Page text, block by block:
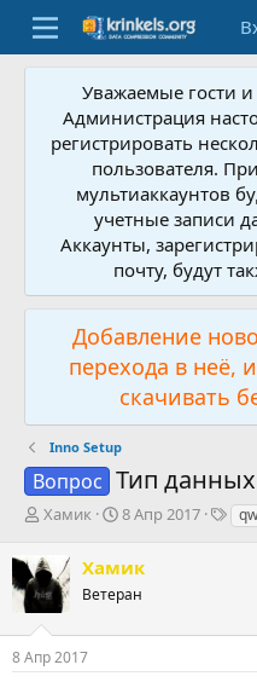
Уважаемые гости
Администрация
регистрировать
пользователя.
мультиаккаунтов
учетные записи
Аккаунты,
почту, будут
Добавление
перехода в неё,
скачивать
Inno Setup
Вопрос Тип данных
А
т
о
р
м
Хамик
Д
а
н
ч
8 Апр 2017
Т
Хамик
Ветеран
8 Апр 2017